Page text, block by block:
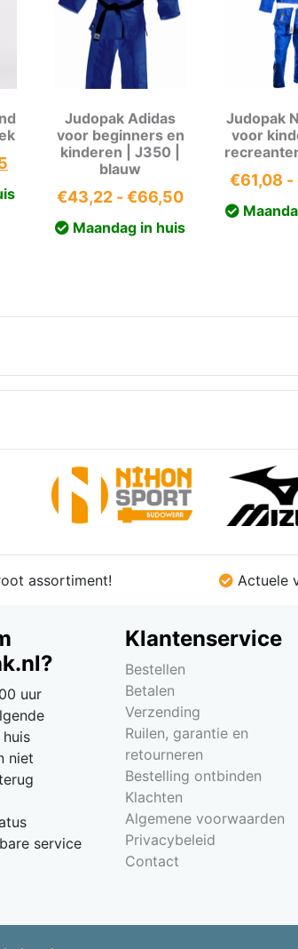
Huidige
prijs
€56,05.
Judopak Adidas
voor beginners en
kinderen | J350 |
blauw
€43,22 - €66,50Prijsklasse:
€43,22
Maandag in huis
Judopak
voor
€61,08 -
assortiment! Actuele
uur
niet
service
Klantenservice
Bestellen
Betalen
Verzending
Ruilen, garantie en
retourneren
Bestelling ontbinden
Klachten
Algemene voorwaarden
Privacybeleid
Contact